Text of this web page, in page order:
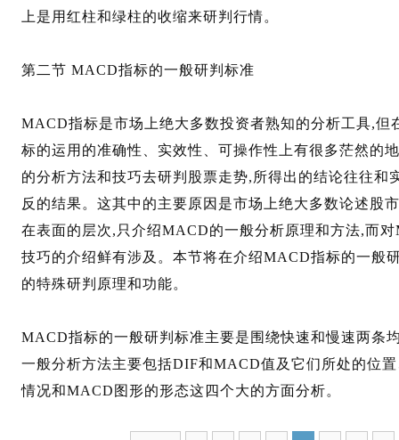
上是用红柱和绿柱的收缩来研判行情。
第二节 MACD指标的一般研判标准
MACD指标是市场上绝大多数投资者熟知的分析工具,
标的运用的准确性、实效性、可操作性上有很多茫然的
的分析方法和技巧去研判股票走势,所得出的结论往往
反的结果。这其中的主要原因是市场上绝大多数论述股
在表面的层次,只介绍MACD的一般分析原理和方法,而
技巧的介绍鲜有涉及。本节将在介绍MACD指标的一般
的特殊研判原理和功能。
MACD指标的一般研判标准主要是围绕快速和慢速两条
一般分析方法主要包括DIF和MACD值及它们所处的位
情况和MACD图形的形态这四个大的方面分析。